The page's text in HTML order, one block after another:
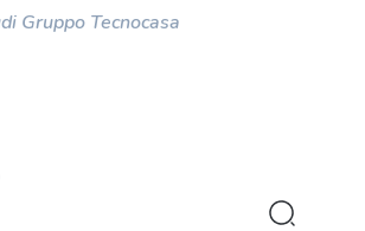
Gruppo Tecnocasa